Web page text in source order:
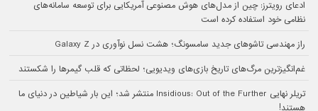
ادعای رویترز: چین از مدل‌های هوش مصنوعی آمریکایی برای توسعه سامانه‌های
نظامی خود استفاده کرده است
راز مهندسی تاشوهای جدید سامسونگ؛ هشت نسل نوآوری در Galaxy Z
غم‌انگیزترین مرگ‌های تاریخ بازی‌های ویدیویی؛ لحظاتی که قلب گیمرها را شکستند
تریلر نهایی Insidious: Out of the Further منتشر شد؛ این بار شیاطین در دنیای ما
هستند!